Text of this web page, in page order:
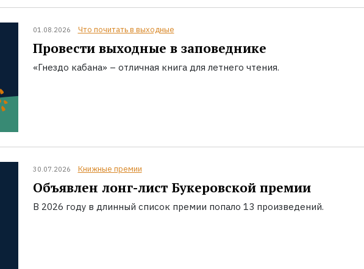
01.08.2026 Что почитать в выходные
Провести выходные в заповеднике
«Гнездо кабана» – отличная книга для летнего чтения.
30.07.2026 Книжные премии
Объявлен лонг-лист Букеровской премии
В 2026 году в длинный список премии попало 13 произведений.